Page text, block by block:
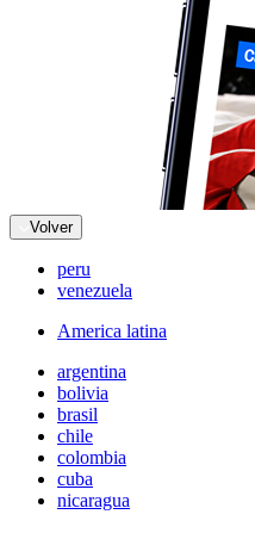
Volver
peru
venezuela
America latina
argentina
bolivia
brasil
chile
colombia
cuba
nicaragua